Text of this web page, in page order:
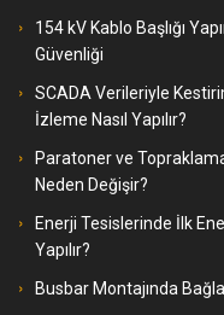
154 kV Kablo Başlığı
Güvenliği
SCADA Verileriyle
İzleme Nasıl Yapılır?
Paratoner ve
Neden Değişir?
Enerji Tesislerinde İlk
Yapılır?
Busbar Montajında